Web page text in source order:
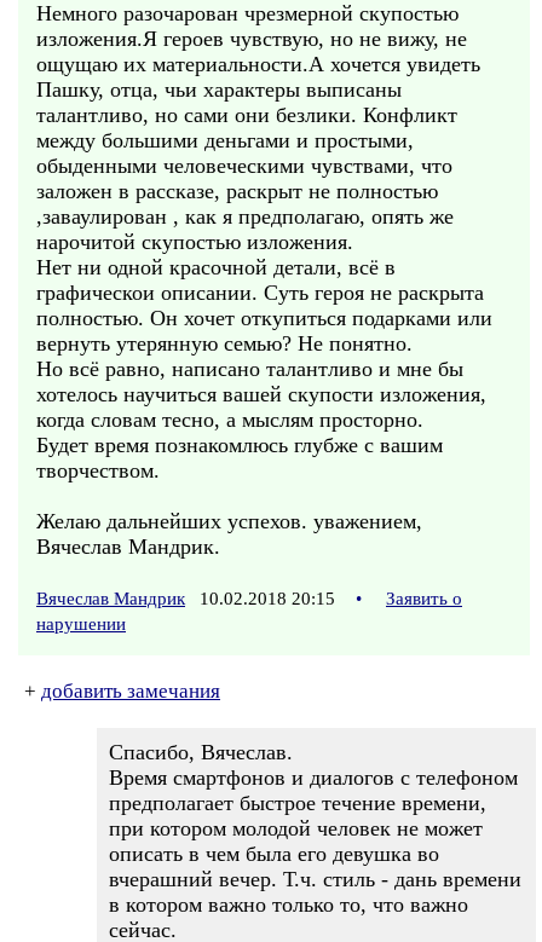
Немного разочарован чрезмерной скупостью
изложения.Я героев чувствую, но не вижу, не
ощущаю их материальности.А хочется увидеть
Пашку, отца, чьи характеры выписаны
талантливо, но сами они безлики. Конфликт
между большими деньгами и простыми,
обыденными человеческими чувствами, что
заложен в рассказе, раскрыт не полностью
,заваулирован , как я предполагаю, опять же
нарочитой скупостью изложения.
Нет ни одной красочной детали, всё в
графическои описании. Суть героя не раскрыта
полностью. Он хочет откупиться подарками или
вернуть утерянную семью? Не понятно.
Но всё равно, написано талантливо и мне бы
хотелось научиться вашей скупости изложения,
когда словам тесно, а мыслям просторно.
Будет время познакомлюсь глубже с вашим
творчеством.
Желаю дальнейших успехов. уважением,
Вячеслав Мандрик.
Вячеслав Мандрик 10.02.2018 20:15 •
Заявить о
нарушении
+ добавить замечания
Спасибо, Вячеслав.
Время смартфонов и диалогов с телефоном
предполагает быстрое течение времени,
при котором молодой человек не может
описать в чем была его девушка во
вчерашний вечер. Т.ч. стиль - дань времени
в котором важно только то, что важно
сейчас.